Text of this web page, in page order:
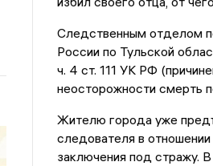
Следственным отделом
России по Тульской
ч. 4 ст. 111 УК РФ
неосторожности смерть
Жителю города уже
следователя в
заключения под стражу.